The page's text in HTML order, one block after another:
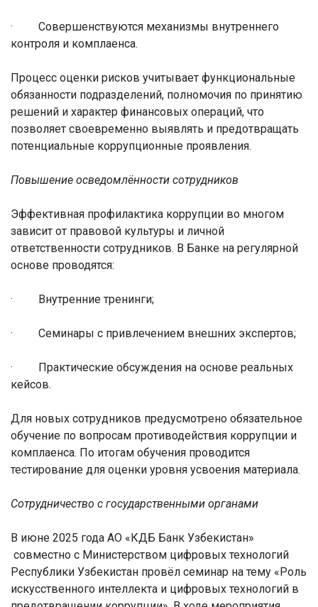
·
Совершенствуются механизмы внутреннего
контроля и комплаенса.
Процесс оценки рисков учитывает функциональные
обязанности подразделений, полномочия по принятию
решений и характер финансовых операций, что
позволяет своевременно выявлять и предотвращать
потенциальные коррупционные проявления.
Повышение осведомлённости сотрудников
Эффективная профилактика коррупции во многом
зависит от правовой культуры и личной
ответственности сотрудников. В Банке на регулярной
основе проводятся:
· Внутренние тренинги;
· Семинары с привлечением внешних экспертов;
·
Практические обсуждения на основе реальных
кейсов.
Для новых сотрудников предусмотрено обязательное
обучение по вопросам противодействия коррупции и
комплаенса. По итогам обучения проводится
тестирование для оценки уровня усвоения материала.
Сотрудничество с государственными органами
В июне 2025 года АО «КДБ Банк Узбекистан»
совместно с Министерством цифровых технологий
Республики Узбекистан провёл семинар на тему «Роль
искусственного интеллекта и цифровых технологий в